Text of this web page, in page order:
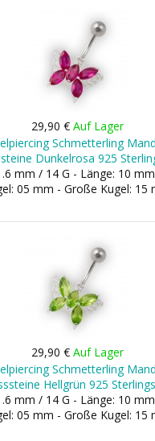
29,90 € Auf Lager
Schmetterling
Dunkelrosa 925
mm / 14 G - Länge: 10
05 mm - Große Kugel: 15
29,90 € Auf Lager
Schmetterling
Hellgrün 925
mm / 14 G - Länge: 10
05 mm - Große Kugel: 15